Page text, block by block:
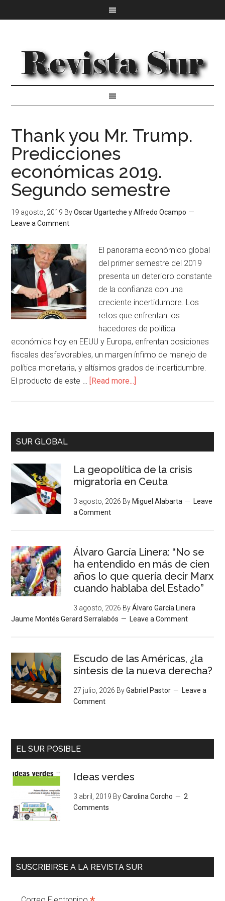
Thank you Mr. Trump.
Predicciones
económicas 2019.
Segundo semestre
19 agosto, 2019 ByOscar Ugarteche y Alfredo Ocampo
Leave a Comment
El panorama económico global
del primer semestre del 2019
presenta un deterioro constante
de la confianza con una
creciente incertidumbre. Los
retos que enfrentan los
hacedores de política
económica hoy en EEUU y Europa, enfrentan posiciones
fiscales desfavorables, un margen ínfimo de manejo de
política monetaria, y altísimos grados de incertidumbre.
El producto de este … [Read more...]
SUR GLOBAL
La geopolítica de la crisis
migratoria en Ceuta
3 agosto, 2026 By Miguel Alabarta
Leave
a Comment
Álvaro García Linera: “No se
ha entendido en más de cien
años lo que quería decir Marx
cuando hablaba del Estado”
3 agosto, 2026 ByÁlvaro García Linera
Jaume Montés Gerard Serralabós
Leave a Comment
Escudo de las Américas, ¿la
síntesis de la nueva derecha?
27 julio, 2026 ByGabriel Pastor
Leave a
Comment
EL SUR POSIBLE
Ideas verdes
3 abril, 2019 ByCarolina Corcho
2
Comments
SUSCRIBIRSE A LA REVISTA SUR